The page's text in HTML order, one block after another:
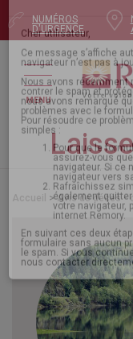
NUMÉROS
D'URGENCE
MENU
Accueil >Avis de décès -
Pour envoyer
votre navigateur
Cher utilisateur,
Ce message s’affiche
navigateur n’est pas à jour.
Nous avons
contrer le spam et
nous avons remarqué
problèmes avec le
Pour résoudre ce
simples :
Pour que le
assurez-vous
navigateur. Si ce
navigateur vers
Rafraîchissez
également quitter
votre navigateur,
internet Remory.
En suivant ces deux
formulaire sans aucun
le spam. Si vous
nous contacter